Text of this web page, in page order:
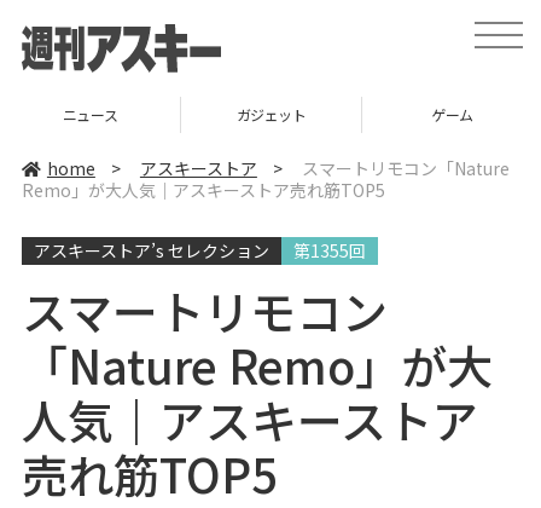
t
o
v
ニュース ガジェット ゲーム
home > アスキーストア >
スマートリモコン「Nature
Remo」が大人気｜アスキーストア売れ筋TOP5
アスキーストア’s セレクション 第1355回
スマートリモコン
「Nature Remo」が大
人気｜アスキーストア
売れ筋TOP5